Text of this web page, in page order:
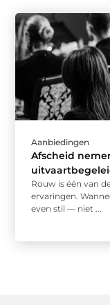
Aanbiedingen
Afscheid
Rouw is één van
ervaringen.
even stil — niet ...